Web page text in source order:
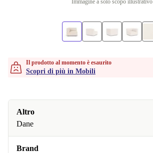
Immagine a solo scopo illustrativo
Il prodotto al momento è esaurito
Scopri di più in Mobili
Altro
Dane
Brand